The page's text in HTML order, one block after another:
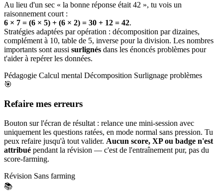
Au lieu d'un sec « la bonne réponse était 42 », tu vois un
raisonnement court :
6 × 7 = (6 × 5) + (6 × 2) = 30 + 12 = 42.
Stratégies adaptées par opération : décomposition par dizaines,
complément à 10, table de 5, inverse pour la division. Les nombres
importants sont aussi surlignés dans les énoncés problèmes pour
t'aider à repérer les données.
Pédagogie Calcul mental Décomposition Surlignage problèmes
🎯
Refaire mes erreurs
Bouton sur l'écran de résultat : relance une mini-session avec
uniquement les questions ratées, en mode normal sans pression. Tu
peux refaire jusqu'à tout valider. Aucun score, XP ou badge n'est
attribué pendant la révision — c'est de l'entraînement pur, pas du
score-farming.
Révision Sans farming
📚